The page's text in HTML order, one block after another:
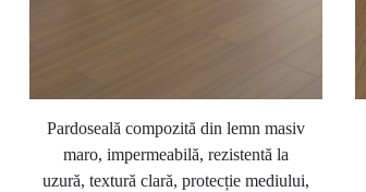
Pardoseală compozită din lemn masiv
maro, impermeabilă, rezistentă la
uzură, textură clară, protecție mediului,